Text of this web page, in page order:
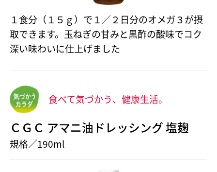
１食分（１５ｇ）で１／２日分のオメガ３が摂
取できます。玉ねぎの甘みと黒酢の酸味でコク
深い味わいに仕上げました
食べて気づかう、健康生活。
ＣＧＣ アマニ油ドレッシング 塩麹
規格／190ml